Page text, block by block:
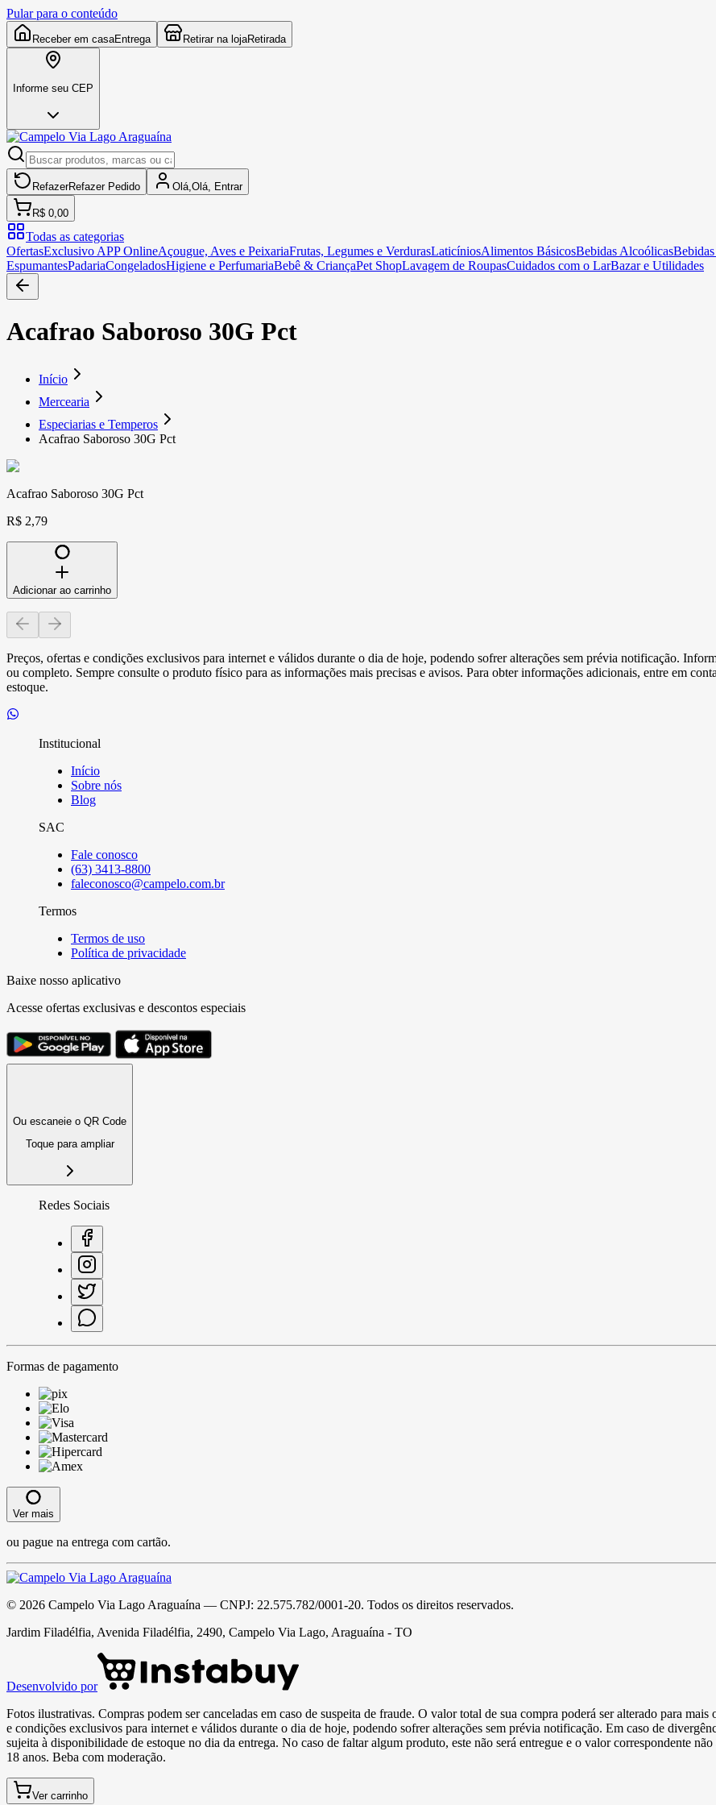
Pular para o conteúdo
Receber em casaEntrega Retirar na lojaRetirada
Informe seu CEP
RefazerRefazer Pedido Olá, Olá, Entrar
R$ 0,00
Todas as categorias
OfertasExclusivo APP OnlineAçougue, Aves e PeixariaFrutas, Legumes e VerdurasLaticíniosAlimentos BásicosBebidas Alcoólicas
EspumantesPadariaCongeladosHigiene e PerfumariaBebê & CriançaPet ShopLavagem de RoupasCuidados com o LarBazar e Utilidades
Acafrao Saboroso 30G Pct
Início
Mercearia
Especiarias e Temperos
Acafrao Saboroso 30G Pct
Acafrao Saboroso 30G Pct
R$ 2,79
Adicionar ao carrinho
Preços, ofertas e condições exclusivos para internet e válidos durante o dia de hoje, podendo sofrer alterações sem prévia notificação.
ou completo. Sempre consulte o produto físico para as informações mais precisas e avisos. Para obter informações adicionais, entre em
estoque.
Institucional
Início
Sobre nós
Blog
SAC
Fale conosco
(63) 3413-8800
faleconosco@campelo.com.br
Termos
Termos de uso
Política de privacidade
Baixe nosso aplicativo
Acesse ofertas exclusivas e descontos especiais
Ou escaneie o QR Code
Toque para ampliar
Redes Sociais
Formas de pagamento
Ver mais
ou pague na entrega com cartão.
© 2026 Campelo Via Lago Araguaína — CNPJ: 22.575.782/0001-20. Todos os direitos reservados.
Jardim Filadélfia, Avenida Filadélfia, 2490, Campelo Via Lago, Araguaína - TO
Desenvolvido por
Fotos ilustrativas. Compras podem ser canceladas em caso de suspeita de fraude. O valor total de sua compra poderá ser alterado para
e condições exclusivos para internet e válidos durante o dia de hoje, podendo sofrer alterações sem prévia notificação. Em caso de
sujeita à disponibilidade de estoque no dia da entrega. No caso de faltar algum produto, este não será entregue e o valor correspondente
18 anos. Beba com moderação.
Ver carrinho